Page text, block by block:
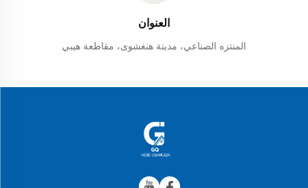
العنوان
المنتزه الصناعي، مدينة هنغشوى، مقاطعة هيبي